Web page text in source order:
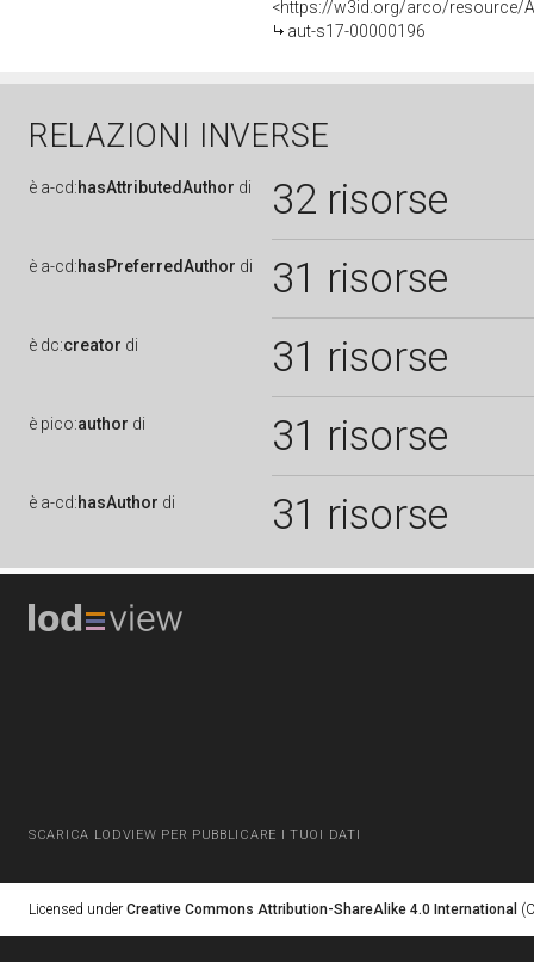
<https://w3id.org/arco/resource/
aut-s17-00000196
RELAZIONI INVERSE
è a-cd:hasAttributedAuthor di 32 risorse
è a-cd:hasPreferredAuthor di 31 risorse
è dc:creator di 31 risorse
è pico:author di 31 risorse
è a-cd:hasAuthor di 31 risorse
SCARICA LODVIEW PER PUBBLICARE I TUOI DATI
Licensed under Creative Commons Attribution-ShareAlike 4.0 International